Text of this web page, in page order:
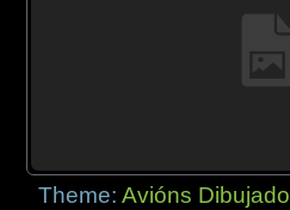
Theme:Avións Dibujado